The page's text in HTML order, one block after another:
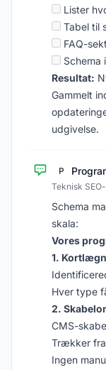
Lister
Tabel til
FAQ-
Schema
Resultat:
Gammelt
udgivelse.
P
Teknisk
Schema
skala:
Vores
1.
Hver type
2.
CMS-
Trækker
Ingen